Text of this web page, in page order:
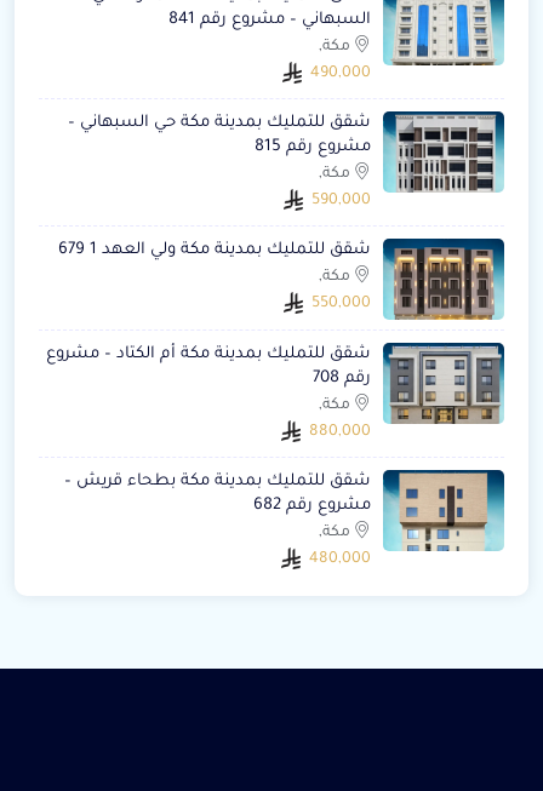
السبهاني – مشروع رقم 841
مكة,
490,000
شقق للتمليك بمدينة مكة حي السبهاني –
مشروع رقم 815
مكة,
590,000
شقق للتمليك بمدينة مكة ولي العهد 1 679
مكة,
550,000
شقق للتمليك بمدينة مكة أم الكتاد – مشروع
رقم 708
مكة,
880,000
شقق للتمليك بمدينة مكة بطحاء قريش –
مشروع رقم 682
مكة,
480,000